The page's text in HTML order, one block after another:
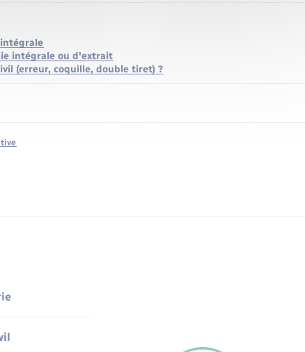
intégrale ou d'extrait
(erreur, coquille, double tiret) ?